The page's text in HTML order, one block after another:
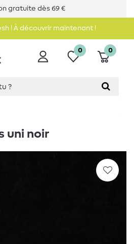
gratuite dès 69 €
! À découvrir maintenant !
0 0
uni noir